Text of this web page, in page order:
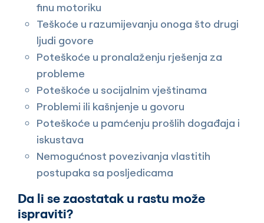
finu motoriku
Teškoće u razumijevanju onoga što drugi
ljudi govore
Poteškoće u pronalaženju rješenja za
probleme
Poteškoće u socijalnim vještinama
Problemi ili kašnjenje u govoru
Poteškoće u pamćenju prošlih događaja i
iskustava
Nemogućnost povezivanja vlastitih
postupaka sa posljedicama
Da li se zaostatak u rastu može
ispraviti?